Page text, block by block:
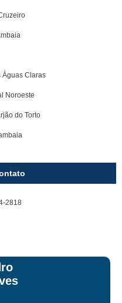
Águas Claras
Noroeste
do Torto
2818
Eduarda